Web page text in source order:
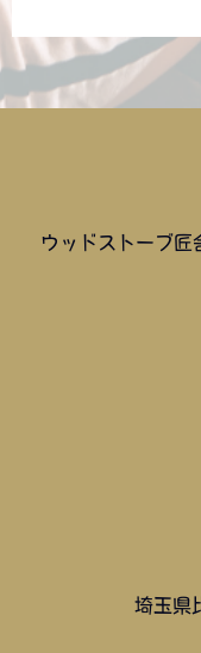
ウッドストーブ
埼玉県